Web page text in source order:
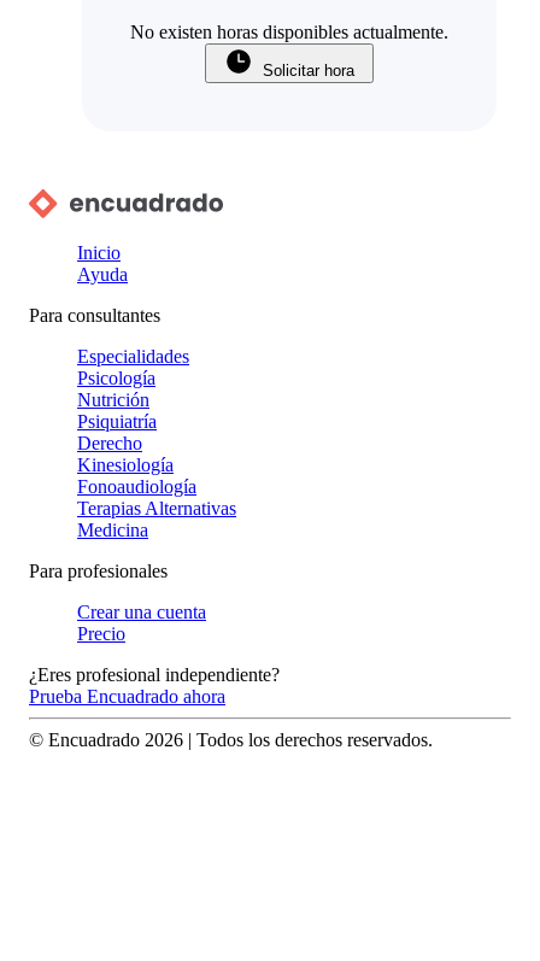
No existen horas disponibles actualmente.
Solicitar hora
Inicio
Ayuda
Para consultantes
Especialidades
Psicología
Nutrición
Psiquiatría
Derecho
Kinesiología
Fonoaudiología
Terapias Alternativas
Medicina
Para profesionales
Crear una cuenta
Precio
¿Eres profesional independiente?
Prueba Encuadrado ahora
© Encuadrado 2026 | Todos los derechos reservados.